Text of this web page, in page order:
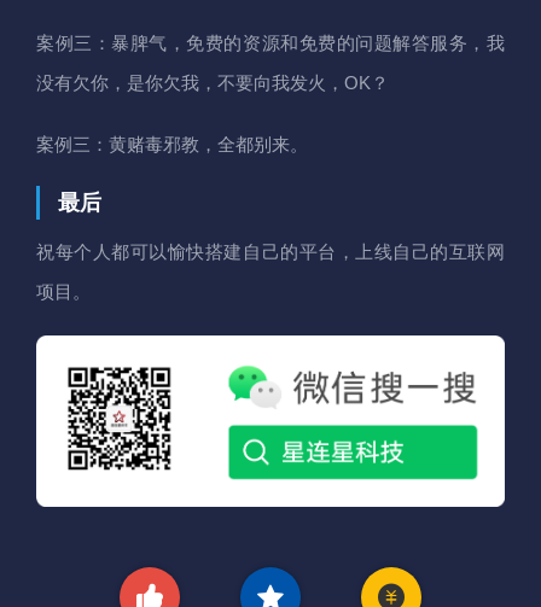
案例三：暴脾气，免费的资源和免费的问题解答服务，我
没有欠你，是你欠我，不要向我发火，OK？
案例三：黄赌毒邪教，全都别来。
最后
祝每个人都可以愉快搭建自己的平台，上线自己的互联网
项目。